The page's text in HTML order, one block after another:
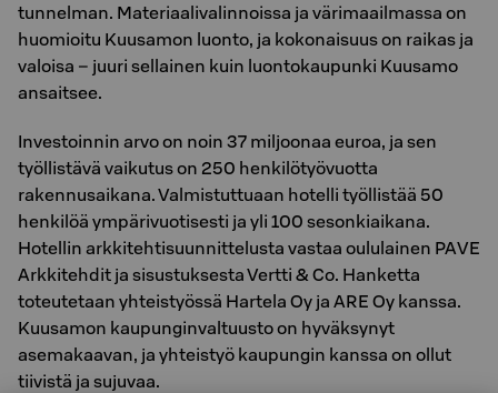
tunnelman. Materiaalivalinnoissa ja värimaailmassa on
huomioitu Kuusamon luonto, ja kokonaisuus on raikas ja
valoisa – juuri sellainen kuin luontokaupunki Kuusamo
ansaitsee.
Investoinnin arvo on noin 37 miljoonaa euroa, ja sen
työllistävä vaikutus on 250 henkilötyövuotta
rakennusaikana. Valmistuttuaan hotelli työllistää 50
henkilöä ympärivuotisesti ja yli 100 sesonkiaikana.
Hotellin arkkitehtisuunnittelusta vastaa oululainen PAVE
Arkkitehdit ja sisustuksesta Vertti & Co. Hanketta
toteutetaan yhteistyössä Hartela Oy ja ARE Oy kanssa.
Kuusamon kaupunginvaltuusto on hyväksynyt
asemakaavan, ja yhteistyö kaupungin kanssa on ollut
tiivistä ja sujuvaa.